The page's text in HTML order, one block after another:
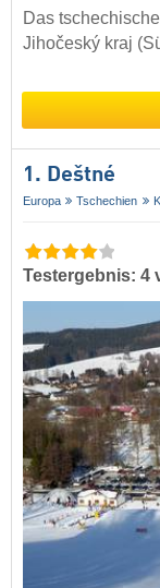
Das
Jihočeský kraj
1. Deštné
Europa Tschechien
Testergebnis: 4